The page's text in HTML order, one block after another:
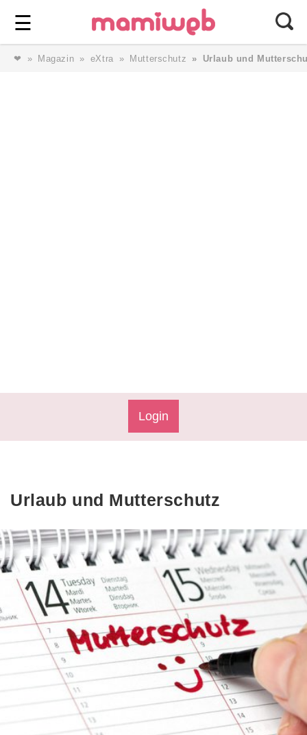
☰ ⎯ Wir lieben Familie ⎯
❤ Magazin eXtra Mutterschutz Urlaub und
Login
Urlaub und Mutterschutz